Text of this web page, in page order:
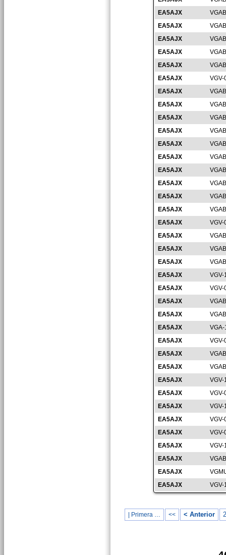
EA5AJX
EA5AJX
EA5AJX
EA5AJX
EA5AJX
EA5AJX
VGV-
EA5AJX
EA5AJX
EA5AJX
EA5AJX
EA5AJX
EA5AJX
EA5AJX
EA5AJX
EA5AJX
EA5AJX
EA5AJX
VGV-
EA5AJX
EA5AJX
EA5AJX
EA5AJX
VGV-
EA5AJX
VGV-
EA5AJX
EA5AJX
EA5AJX
EA5AJX
VGV-
EA5AJX
EA5AJX
EA5AJX
VGV-
EA5AJX
VGV-
EA5AJX
VGV-
EA5AJX
VGV-
EA5AJX
VGV-
EA5AJX
VGV-
EA5AJX
EA5AJX
EA5AJX
VGV-
| Primera … << < Anterior